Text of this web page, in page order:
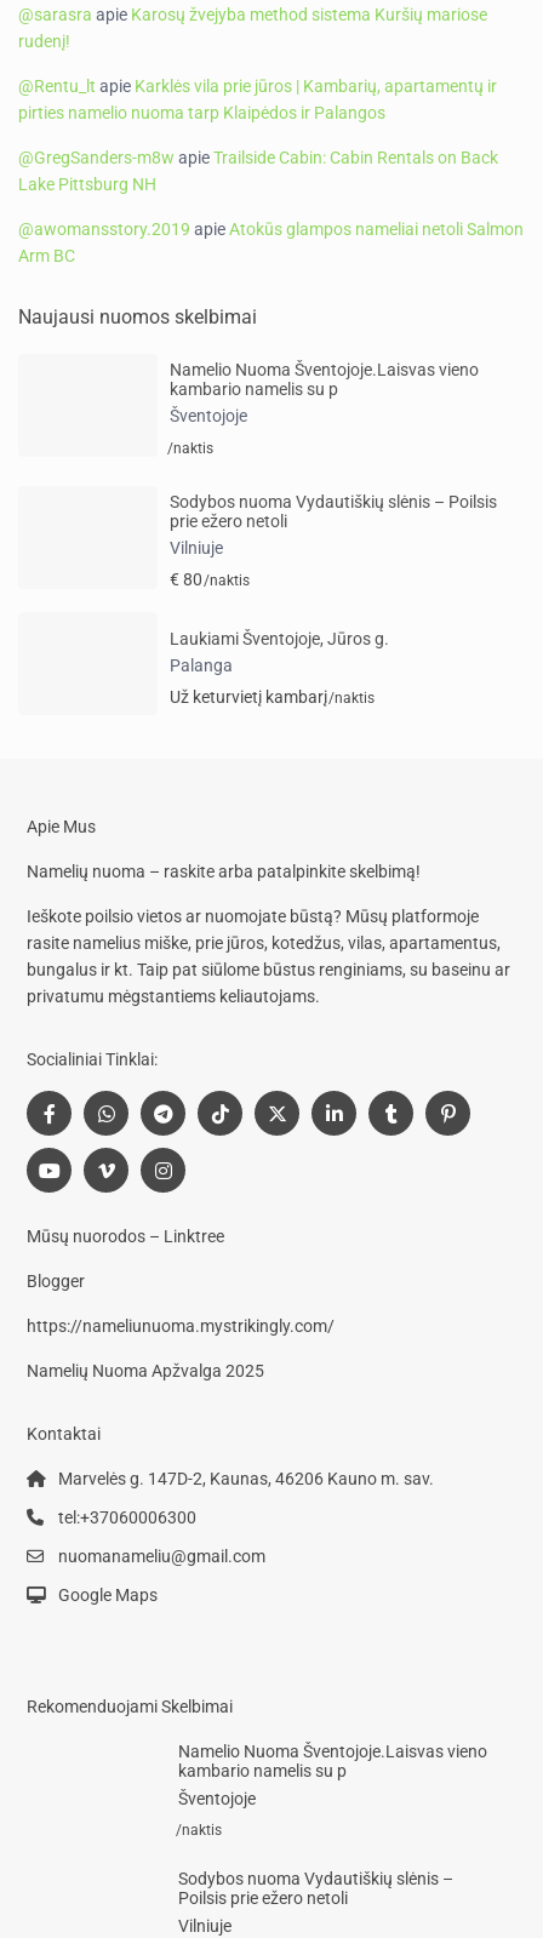
@sarasra apie Karosų žvejyba method sistema Kuršių mariose
rudenį!
@Rentu_lt apie Karklės vila prie jūros | Kambarių, apartamentų ir
pirties namelio nuoma tarp Klaipėdos ir Palangos
@GregSanders-m8w apieTrailside Cabin: Cabin Rentals on Back
Lake Pittsburg NH
@awomansstory.2019 apieAtokūs glampos nameliai netoli Salmon
Arm BC
Naujausi nuomos skelbimai
Namelio Nuoma Šventojoje.Laisvas vieno
kambario namelis su p
Šventojoje
/naktis
Sodybos nuoma Vydautiškių slėnis – Poilsis
prie ežero netoli
Vilniuje
€ 80/naktis
Laukiami Šventojoje, Jūros g.
Palanga
Už keturvietį kambarį/naktis
Apie Mus
Namelių nuoma – raskite arba patalpinkite skelbimą!
Ieškote poilsio vietos ar nuomojate būstą? Mūsų platformoje
rasite namelius miške, prie jūros, kotedžus, vilas, apartamentus,
bungalus ir kt. Taip pat siūlome būstus renginiams, su baseinu ar
privatumu mėgstantiems keliautojams.
Socialiniai Tinklai:
Mūsų nuorodos – Linktree
Blogger
https://nameliunuoma.mystrikingly.com/
Namelių Nuoma Apžvalga 2025
Kontaktai
Marvelės g. 147D-2, Kaunas, 46206 Kauno m. sav.
tel:+37060006300
nuomanameliu@gmail.com
Google Maps
Rekomenduojami Skelbimai
Namelio Nuoma Šventojoje.Laisvas vieno
kambario namelis su p
Šventojoje
/naktis
Sodybos nuoma Vydautiškių slėnis –
Poilsis prie ežero netoli
Vilniuje